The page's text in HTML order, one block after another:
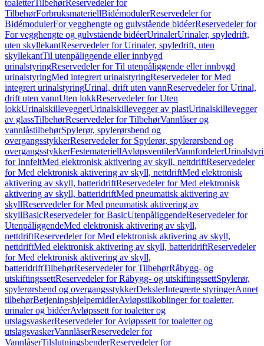
toaletterTilbehørReservedeler for
TilbehørForbruksmateriellBidémodulerReservedeler for
BidémodulerFor vegghengte og gulvstående bidéerReservedeler for
For vegghengte og gulvstående bidéerUrinalerUrinaler, spyledrift,
uten skyllekantReservedeler for Urinaler, spyledrift, uten
skyllekantTil utenpåliggende eller innbygd
urinalstyringReservedeler for Til utenpåliggende eller innbygd
urinalstyringMed integrert urinalstyringReservedeler for Med
integrert urinalstyringUrinal, drift uten vannReservedeler for Urinal,
drift uten vannUten lokkReservedeler for Uten
lokkUrinalskilleveggerUrinalskillevegger av plastUrinalskillevegger
av glassTilbehørReservedeler for TilbehørVannlåser og
vannlåstilbehørSpylerør, spylerørsbend og
overgangsstykkerReservedeler for Spylerør, spylerørsbend og
overgangsstykkerFestemateriellAvløpsventilerVannfordeler
for InnfeltMed elektronisk aktivering av skyll, nettdriftReservedeler
for Med elektronisk aktivering av skyll, nettdriftMed elektronisk
aktivering av skyll, batteridriftReservedeler for Med elektronisk
aktivering av skyll, batteridriftMed pneumatisk aktivering av
skyllReservedeler for Med pneumatisk aktivering av
skyllBasicReservedeler for BasicUtenpåliggendeReservedeler for
UtenpåliggendeMed elektronisk aktivering av skyll,
nettdriftReservedeler for Med elektronisk aktivering av skyll,
nettdriftMed elektronisk aktivering av skyll, batteridriftReservedeler
for Med elektronisk aktivering av skyll,
batteridriftTilbehørReservedeler for TilbehørRåbygg- og
utskiftingssettReservedeler for Råbygg- og utskiftingssettSpylerør,
spylerørsbend og overgangsstykkerDekslerIntegrerte styringerAnnet
tilbehørBetjeningshjelpemidlerAvløpstilkoblinger for toaletter,
urinaler og bidéerAvløpssett for toaletter og
utslagsvaskerReservedeler for Avløpssett for toaletter og
utslagsvaskerVannlåserReservedeler for
VannlåserTilslutningsbenderReservedeler for